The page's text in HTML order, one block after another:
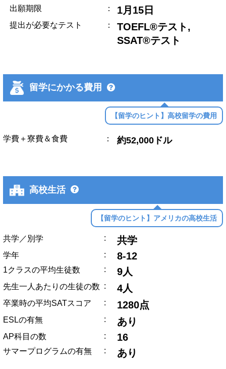
出願期限 ： 1月15日
提出が必要なテスト ：
TOEFL®テスト,
SSAT®テスト
留学にかかる費用
【留学のヒント】高校留学の費用
学費＋寮費＆食費 ： 約52,000ドル
高校生活
【留学のヒント】アメリカの高校生活
共学／別学 : 共学
学年 : 8-12
1クラスの平均生徒数 : 9人
先生一人あたりの生徒の数 : 4人
卒業時の平均SATスコア : 1280点
ESLの有無 : あり
AP科目の数 : 16
サマープログラムの有無 : あり